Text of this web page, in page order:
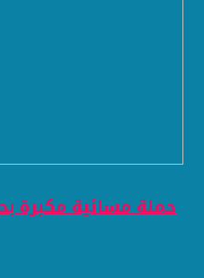
حملة مسائية مكبرة